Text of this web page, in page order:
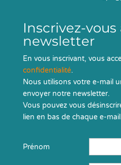
Inscrivez-
newsletter
En vous inscrivant, vous
confidentialité.
Nous utilisons votre e-mail
envoyer notre newsletter.
Vous pouvez vous
lien en bas de chaque e-
Prénom